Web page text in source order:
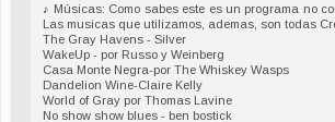
♪ Músicas: Como sabes este es un programa no
Las musicas que utilizamos, ademas, son todas
The Gray Havens - Silver
WakeUp - por Russo y Weinberg
Casa Monte Negra-por The Whiskey Wasps
Dandelion Wine-Claire Kelly
World of Gray por Thomas Lavine
No show show blues - ben bostick